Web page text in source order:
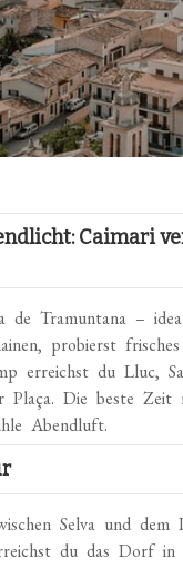
Caimari
Tramuntana –
probierst
erreichst du Lluc,
Die beste
Abendluft.
Selva und dem
du das Dorf in